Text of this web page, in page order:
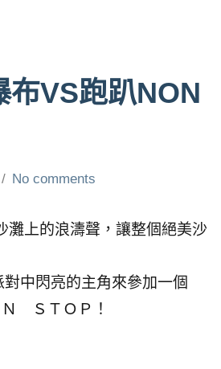
VS跑趴NON
No comments
灘上的浪濤聲，讓整個絕美沙
中閃亮的主角來參加一個
ＳＴＯＰ！